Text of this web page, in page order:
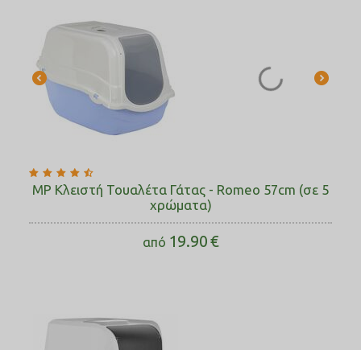
MP Κλειστή Τουαλέτα Γάτας - Romeo 57cm (σε 5
χρώματα)
από 19.90€